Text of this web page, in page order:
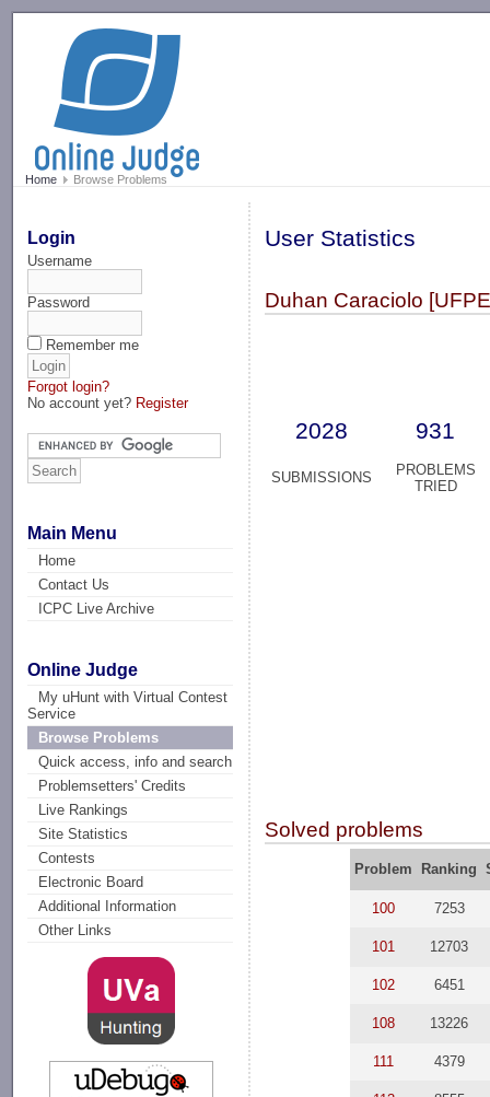
Home Browse Problems
Login
Username
Password
Remember me
Forgot login?
No account yet? Register
Main Menu
Home
Contact Us
ICPC Live Archive
Online Judge
My uHunt with Virtual Contest
Service
Browse Problems
Quick access, info and search
Problemsetters' Credits
Live Rankings
Site Statistics
Contests
Electronic Board
Additional Information
Other Links
User Statistics
Duhan Caraciolo
2028 931
SUBMISSIONS
PROBLEMS
TRIED
Solved problems
Problem Ranking
100 7253
101 12703
102 6451
108 13226
111 4379